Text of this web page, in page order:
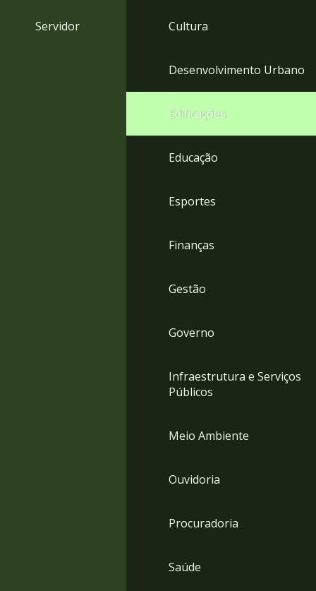
Servidor Cultura
Desenvolvimento Urbano
Edificações
Educação
Esportes
Finanças
Gestão
Governo
Infraestrutura e Serviços
Públicos
Meio Ambiente
Ouvidoria
Procuradoria
Saúde